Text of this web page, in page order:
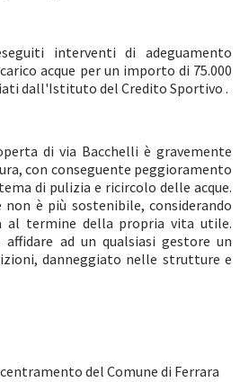
interventi di adeguamento
acque per un importo di 75.000
dall'Istituto del Credito Sportivo .
di via Bacchelli è gravemente
con conseguente peggioramento
di pulizia e ricircolo delle acque.
è più sostenibile, considerando
al termine della propria vita utile.
ad un qualsiasi gestore un
danneggiato nelle strutture e
del Comune di Ferrara